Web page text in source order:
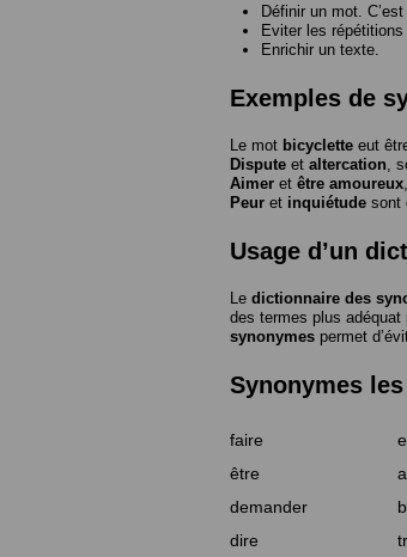
Définir un mot.
Eviter les répétitions
Enrichir un texte.
Exemples de
Le mot bicyclette eut
Dispute et altercation ,
Aimer et être amoureux
Peur et inquiétude sont
Usage d’un
Le dictionnaire des
des termes plus
synonymes permet
Synonymes
faire
être
demander
dire